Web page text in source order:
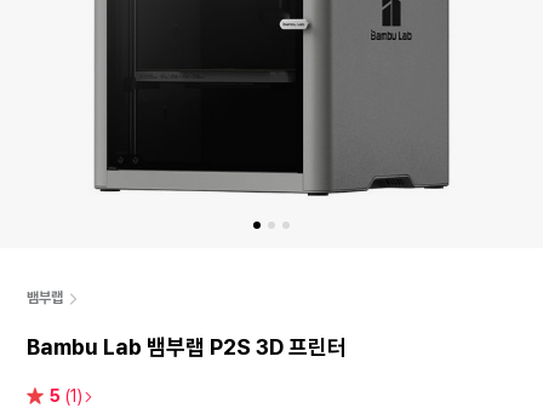
뱀부랩
Bambu Lab 뱀부랩 P2S 3D 프린터
별 5 (1)